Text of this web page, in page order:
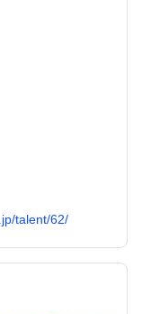
talent/62/